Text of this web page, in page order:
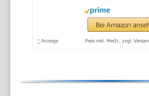
Gürtelclip,
wiederaufladbare
Batterien
Bei Amazon
* Anzeige Preis inkl. MwSt., zzgl.